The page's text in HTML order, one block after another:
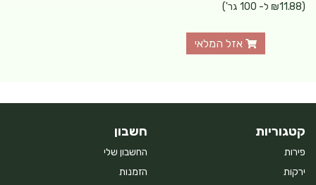
(₪11.88 ל- 100 גר')
אזל המלאי
קטגוריות
פירות
ירקות
חשבון
החשבון שלי
הזמנות